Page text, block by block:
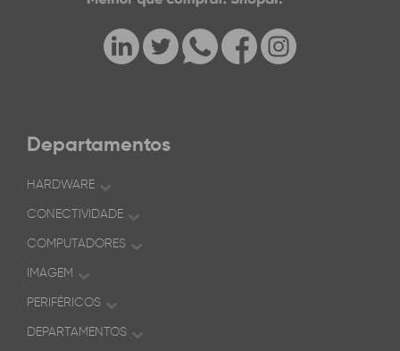
Departamentos
HARDWARE
CONECTIVIDADE
COMPUTADORES
IMAGEM
PERIFÉRICOS
DEPARTAMENTOS